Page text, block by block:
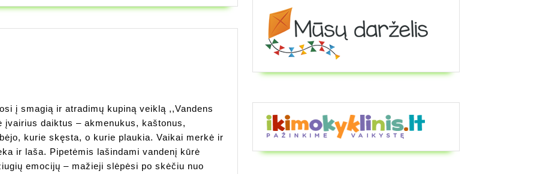
į smagią ir atradimų kupiną veiklą ,,Vandens
įvairius daiktus – akmenukus, kaštonus,
kurie skęsta, o kurie plaukia. Vaikai merkė ir
ir laša. Pipetėmis lašindami vandenį kūrė
emocijų – mažieji slėpėsi po skėčiu nuo